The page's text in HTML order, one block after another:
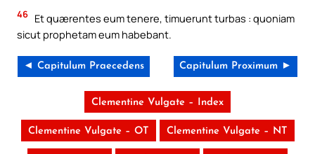
46 Et quærentes eum tenere, timuerunt turbas : quoniam
sicut prophetam eum habebant.
◄ Capitulum Praecedens Capitulum Proximum ►
Clementine Vulgate – Index
Clementine Vulgate – OT Clementine Vulgate – NT